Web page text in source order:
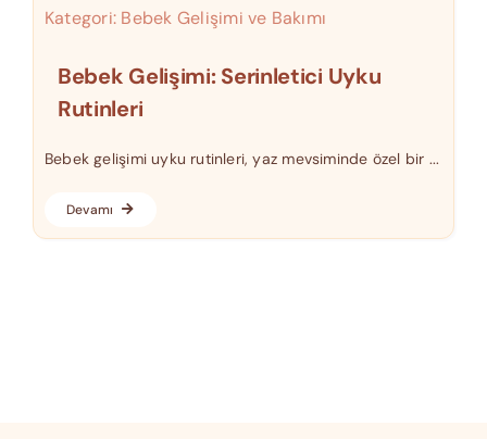
Kategori: Bebek Gelişimi ve Bakımı
Bebek Gelişimi: Serinletici Uyku
Rutinleri
Bebek gelişimi uyku rutinleri, yaz mevsiminde özel bir ...
Devamı